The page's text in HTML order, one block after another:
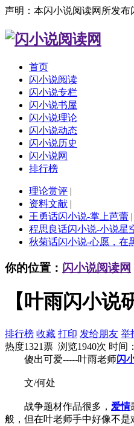
声明：本闪小说阅读网所发布
首页
闪小说阅读
闪小说专栏
闪小说书屋
闪小说理论
闪小说动态
闪小说历史
闪小说网
排行榜
理论赏评 |
资料文献 |
王勇话闪小说-掌上芭蕾 |
程思良话闪小说-小说星
秋菊话闪小说-心愿，在
你的位置： 闪小说阅读网
【叶雨闪小
排行榜 收藏 打印 发给朋友 举
热度1321票 浏览1940次 时间
傻出可爱-----叶雨老师闪
文/何处
战争题材作品很多， 爱情
般，但在叶老师手中好像不是